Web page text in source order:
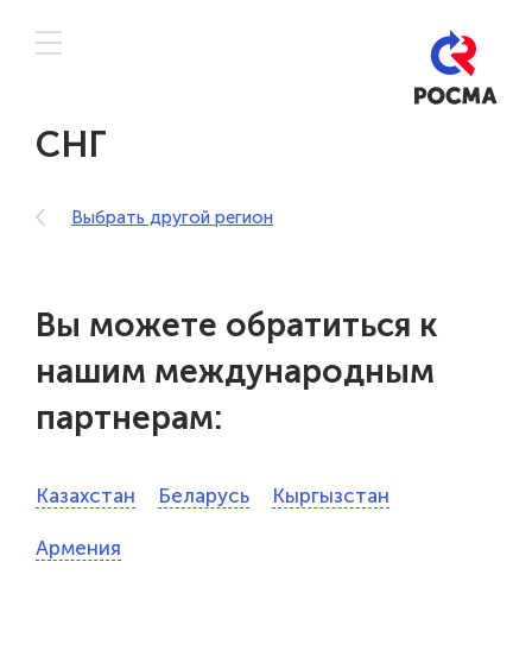
СНГ
Выбрать другой регион
Вы можете обратиться к
нашим международным
партнерам:
Казахстан Беларусь Кыргызстан
Армения